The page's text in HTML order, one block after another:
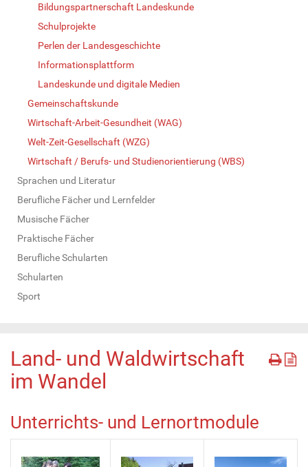
Bildungspartnerschaft Landeskunde
Schulprojekte
Perlen der Landesgeschichte
Informationsplattform
Landeskunde und digitale Medien
Gemeinschaftskunde
Wirtschaft-Arbeit-Gesundheit (WAG)
Welt-Zeit-Gesellschaft (WZG)
Wirtschaft / Berufs- und Studienorientierung (WBS)
Sprachen und Literatur
Berufliche Fächer und Lernfelder
Musische Fächer
Praktische Fächer
Berufliche Schularten
Schularten
Sport
Land- und Waldwirtschaft
im Wandel
Unterrichts- und Lernortmodule